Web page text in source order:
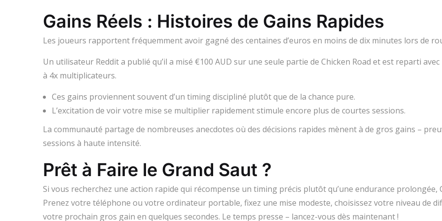
Gains Réels : Histoires de Gains Rapides
Les joueurs rapportent fréquemment avoir gagné des centaines d’euros en moins de dix minutes lors de
Un utilisateur Reddit a publié qu’il a misé €100 AUD sur une seule partie de Chicken Road et est reparti
à 4x multiplicateurs.
Ces gains proviennent souvent d’un timing discipliné plutôt que de la chance pure.
L’excitation de voir votre mise se multiplier rapidement stimule encore plus de courtes sessions.
La communauté partage de nombreuses anecdotes où des décisions rapides mènent à de gros gains –
sessions à haute intensité.
Prêt à Faire le Grand Saut ?
Si vous recherchez une action rapide qui récompense un timing précis plutôt qu’une endurance prolongée,
Prenez votre téléphone ou votre ordinateur portable, fixez une mise modeste, choisissez votre niveau de
votre prochain gros gain en quelques secondes. Le temps presse – lancez-vous dès maintenant !